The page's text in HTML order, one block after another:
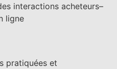
interactions acheteurs–
ligne
pratiquées et